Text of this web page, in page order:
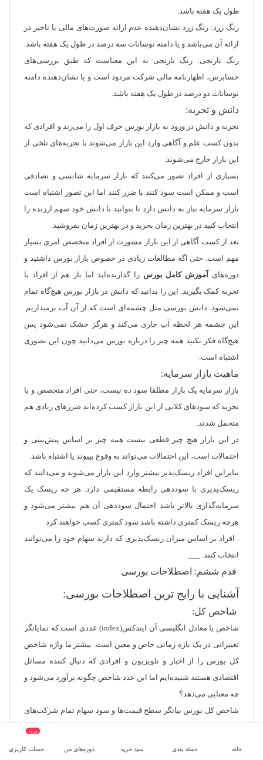
طول یک هفته باشد.
رنگ زرد: رنگ زرد نشان‌دهنده عدم ارائه صورت‌های مالی یا تاخیر در
ارائه آن می‌باشد و یا دامنه نوسانات سه درصد در طول یک هفته باشد.
رنگ نارنجی: رنگ نارنجی به این معناست که طبق بررسی‌های
حسابرس، اظهارنامه مالی شرکت مردود است و یا نشان‌دهنده دامنه
نوسانات دو درصد در طول یک هفته باشد.
دانش و تجربه:
تجربه و دانش در ورود به بازار بورس حرف اول را می‌زند و افرادی که
بدون کسب علم و آگاهی وارد این بازار می‌شوند با تجربه‌های تلخی از
این بازار خارج می‌شوند.
بسیاری از افراد تصور می‌کنند که بازار سرمایه شانسی و تصادفی
است و ممکن است سود کنند یا ضرر کنند اما این تصور اشتباه است
بازار سرمایه نیاز به دانش دارد تا بتوانید با دانش خود سهم ارزنده را
انتخاب کنید در بهترین زمان بخرید و در بهترین زمان بفروشید.
بعد از کسب آگاهی از این بازار مشورت از افراد متخصص امری بسیار
مهم است. حتی اگه مطالعات زیادی در خصوص بازار بورس داشتید و
دوره‌های
آموزش کامل بورس را گذارنده‌اید اما باز هم از افراد با
تجربه کمک بگیرید. این را بدانید که دانش در بازار بورس هیچ‌گاه تمام
نمی‌شود. دانش بورسی مثل چشمه‌ای است که از آن آب برمیداریم.
این چشمه هر لحظه آب جاری می‌کند و هرگز خشک نمی‌شود پس
هیچ‌گاه فکر نکنید همه چیز را درباره بورس می‌دانید چون این تصوری
اشتباه است.
ماهیت بازار سرمایه:
بازار سرمایه یک بازار مطلقا سود ده نیست، حتی افراد متخصص و با
تجربه که سودهای کلانی از این بازار کسب کرده‌اند ضررهای زیادی هم
متحمل شدند.
در این بازار هیچ چیز قطعی نیست همه چیز بر اساس پیش‌بینی و
احتمالات است، این احتمالات می‌تواند به وقوع بپیوند یا اشتباه باشد.
بنابراین افراد ریسک‌پذیر بیشتر وارد این بازار می‌شوند و می‌دانند که
ریسک‌پذیری با سوددهی رابطه مستقیمی دارد. هر چه ریسک یک
سرمایه‌گذاری بالاتر باشد احتمال سوددهی آن هم بیشتر می‌شود و
هرچه ریسک کمتری داشته باشد سود کمتری کسب خواهند کرد
. افراد بر اساس میزان ریسک‌پذیری که دارند سهام خود را می‌توانند
انتخاب کنند. ___
قدم ششم: اصطلاحات بورسی
آشنایی با رایج ترین اصطلاحات بورسی:
شاخص کل:
شاخص یا معادل انگلیسی آن ایندکس(index) عددی است که نمایانگر
تغییراتی در یک بازه زمانی خاص و معین است. بیشتر ما واژه شاخص
کل بورس را از اخبار و تلویزیون و افرادی که دنبال کننده مسائل
اقتصادی هستند شنیده‌ایم اما این عدد شاخص چگونه برآورد می‌شود و
چه معنایی می‌دهد؟
شاخص کل بورس بیانگر سطح قیمت‌ها و سود سهام تمام شرکت‌های
عضو بازار سرمایه است و میانگینی از سطح عمومی قیمت سهام
خانه دسته بندی سبد خرید دوره‌های من
ورود
حساب کاربری